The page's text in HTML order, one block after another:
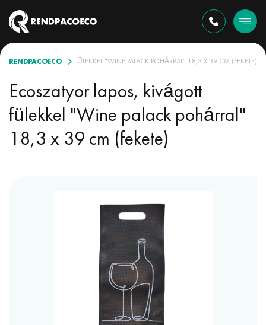
RENDPACOECO
LAPOS KIVÁGOTT FÜLEKKEL "WINE PALACK POHÁRRAL" 18,3 X 39 CM (FEKETE)
Ecoszatyor lapos, kivágott
fülekkel "Wine palack pohárral"
18,3 x 39 cm (fekete)